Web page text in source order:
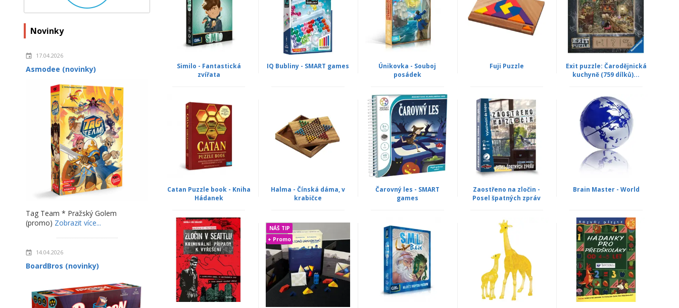
Novinky
17.04.2026
Asmodee (novinky)
Tag Team * Pražský Golem
(promo) Zobrazit více...
14.04.2026
BoardBros (novinky)
Similo - Fantastická
zvířata
IQ Bubliny - SMART games
Únikovka - Souboj
posádek
Fuji Puzzle
Exit puzzle: Čarodějnická
kuchyně (759 dílků)...
Catan Puzzle book - Kniha
Hádanek
Halma - Čínská dáma, v
krabičce
Čarovný les - SMART
games
Zaostřeno na zločin -
Posel špatných zpráv
Brain Master - World
NÁŠ TIP
+ Promo